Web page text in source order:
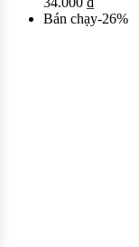
Bán chạy-26%